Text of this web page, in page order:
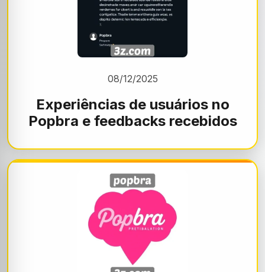
08/12/2025
Experiências de usuários no
Popbra e feedbacks recebidos